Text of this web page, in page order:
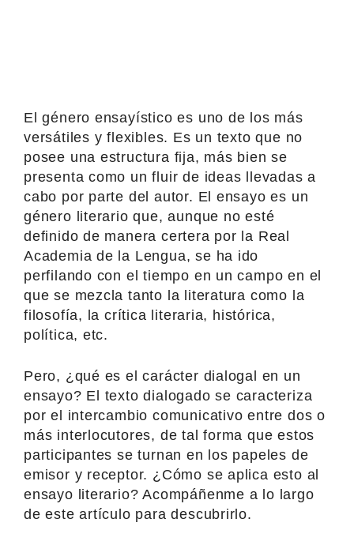
El género ensayístico es uno de los más
versátiles y flexibles. Es un texto que no
posee una estructura fija, más bien se
presenta como un fluir de ideas llevadas a
cabo por parte del autor. El ensayo es un
género literario que, aunque no esté
definido de manera certera por la Real
Academia de la Lengua, se ha ido
perfilando con el tiempo en un campo en el
que se mezcla tanto la literatura como la
filosofía, la crítica literaria, histórica,
política, etc.
Pero, ¿qué es el carácter dialogal en un
ensayo? El texto dialogado se caracteriza
por el intercambio comunicativo entre dos o
más interlocutores, de tal forma que estos
participantes se turnan en los papeles de
emisor y receptor. ¿Cómo se aplica esto al
ensayo literario? Acompáñenme a lo largo
de este artículo para descubrirlo.